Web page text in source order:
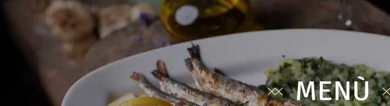
MENÙ